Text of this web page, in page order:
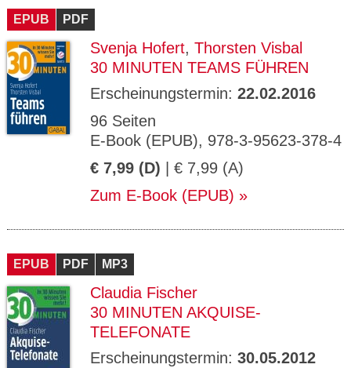
EPUB PDF
Svenja Hofert, Thorsten Visbal
30 MINUTEN TEAMS FÜHREN
Erscheinungstermin: 22.02.2016
96 Seiten
E-Book (EPUB), 978-3-95623-378-4
€ 7,99 (D) | € 7,99 (A)
Zum E-Book (EPUB)
EPUB PDF MP3
Claudia Fischer
30 MINUTEN AKQUISE-
TELEFONATE
Erscheinungstermin: 30.05.2012
ESSION
_ID
verlag.
de
GV_CO
OKIES
gabal-
Speichert den Zustimmungsstatus des
Benutzers für Cookies auf der aktuellen
Domäne.
90
ge